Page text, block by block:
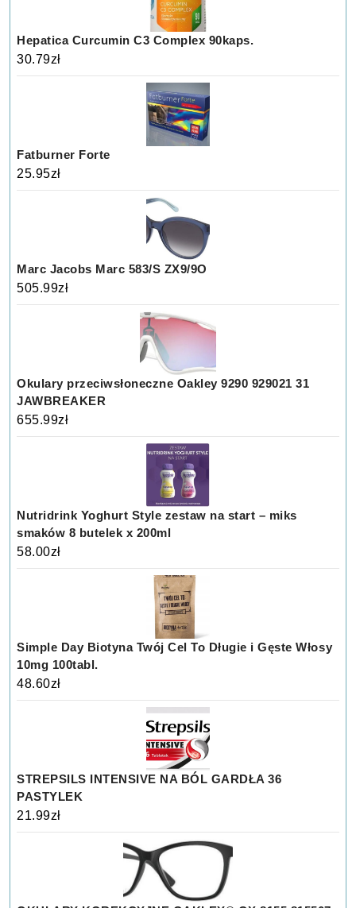
Hepatica Curcumin C3 Complex 90kaps.
30.79zł
Fatburner Forte
25.95zł
Marc Jacobs Marc 583/S ZX9/9O
505.99zł
Okulary przeciwsłoneczne Oakley 9290 929021 31
JAWBREAKER
655.99zł
Nutridrink Yoghurt Style zestaw na start – miks
smaków 8 butelek x 200ml
58.00zł
Simple Day Biotyna Twój Cel To Długie i Gęste Włosy
10mg 100tabl.
48.60zł
STREPSILS INTENSIVE NA BÓL GARDŁA 36
PASTYLEK
21.99zł